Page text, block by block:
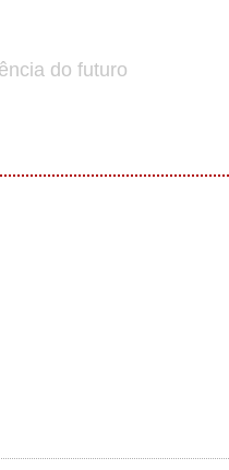
do futuro